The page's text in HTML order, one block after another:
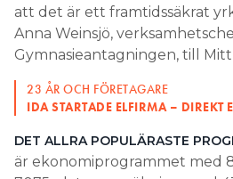
att det är ett framtidssäkrat
Anna Weinsjö,
Gymnasieantagningen, till Mitt
23 ÅR OCH FÖRETAGARE
IDA STARTADE ELFIRMA – DIREKT
DET ALLRA POPULÄRASTE
är ekonomiprogrammet med